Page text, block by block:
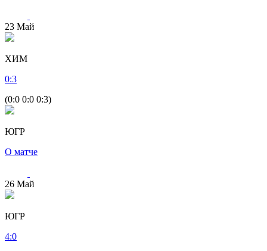
23 Май
ХИМ
0:3
(0:0 0:0 0:3)
ЮГР
О матче
26 Май
ЮГР
4:0